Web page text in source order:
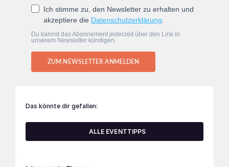
Ich stimme zu, den Newsletter zu erhalten und
akzeptiere die Datenschutzerklärung.
Du kannst das Abonnement jederzeit über den Link in
unserem Newsletter kündigen.
ZUM NEWSLETTER ANMELDEN
Das könnte dir gefallen:
ALLE EVENTTIPPS